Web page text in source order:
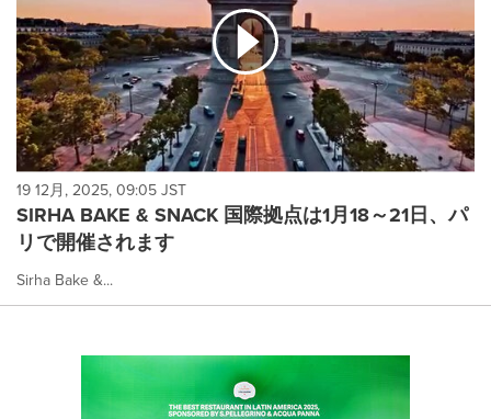
19 12月, 2025, 09:05 JST
SIRHA BAKE & SNACK 国際拠点は1月18～21日、パ
リで開催されます
Sirha Bake &...